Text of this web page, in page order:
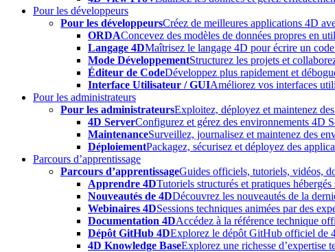
Pour les développeurs
Pour les développeursCréez de meilleures applications 4D
ORDAConcevez des modèles de données propres en
Langage 4DMaîtrisez le langage 4D pour écrire un
Mode DéveloppementStructurez les projets et
Éditeur de CodeDéveloppez plus rapidement et
Interface Utilisateur / GUIAméliorez vos interfaces
Pour les administrateurs
Pour les administrateursExploitez, déployez et maintenez
4D ServerConfigurez et gérez des environnements 4D
MaintenanceSurveillez, journalisez et maintenez des
DéploiementPackagez, sécurisez et déployez des
Parcours d’apprentissage
Parcours d’apprentissageGuides officiels, tutoriels, vidéos,
Apprendre 4DTutoriels structurés et pratiques
Nouveautés de 4DDécouvrez les nouveautés de la
Webinaires 4DSessions techniques animées par des
Documentation 4DAccédez à la référence technique
Dépôt GitHub 4DExplorez le dépôt GitHub officiel de
4D Knowledge BaseExplorez une richesse d’expertise